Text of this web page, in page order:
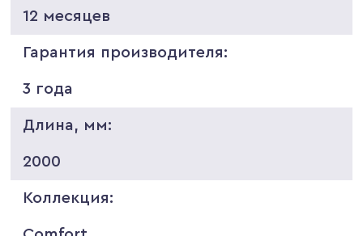
12 месяцев
Гарантия производителя:
3 года
Длина, мм:
2000
Коллекция: